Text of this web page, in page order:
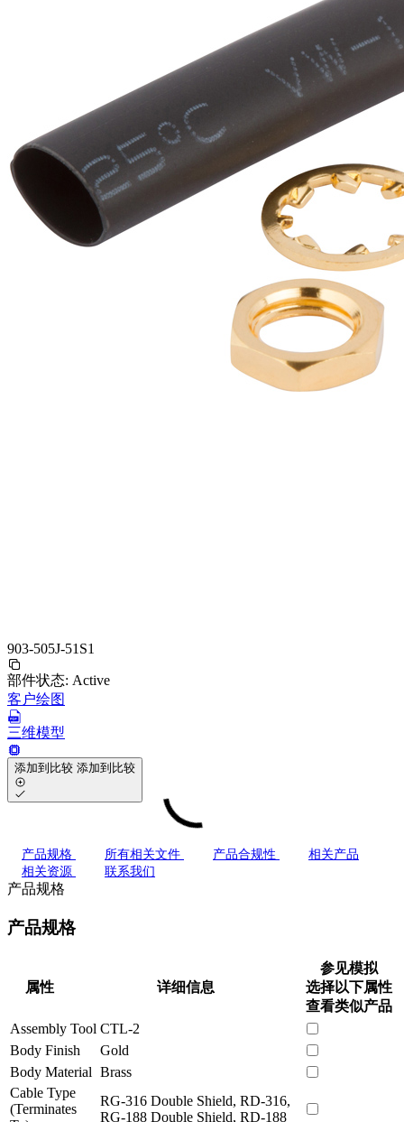
903-505J-51S1
部件状态: Active
客户绘图
三维模型
添加到比较 添加到比较
产品规格 所有相关文件 产品合规性
相关产品
相关资源
联系我们
产品规格
产品规格
属性 详细信息
参见模拟
选择以下属性
查看类似产品
Assembly Tool CTL-2
Body Finish
Gold
Body Material Brass
Cable Type
(Terminates
RG-316 Double Shield, RD-316,
RG-188 Double Shield, RD-188